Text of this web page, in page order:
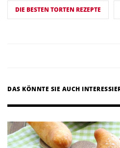
DIE BESTEN TORTEN REZEPTE
DAS KÖNNTE SIE AUCH